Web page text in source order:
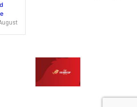
4, 2026
grup